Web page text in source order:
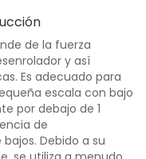
de la fuerza
y así
Es adecuado para
escala con bajo
por debajo de 1
de
Debido a su